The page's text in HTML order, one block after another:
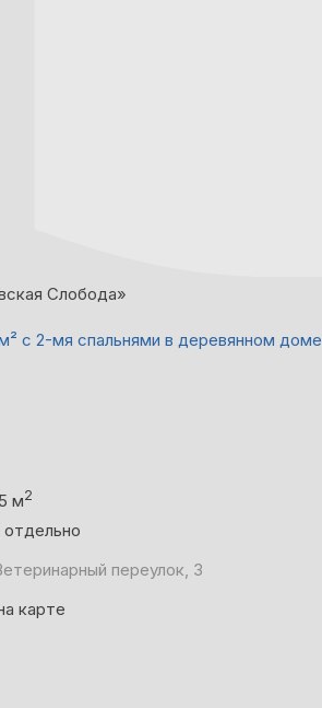
Слобода»
c 2-мя спальнями в деревянном доме
м2
переулок, 3
карте